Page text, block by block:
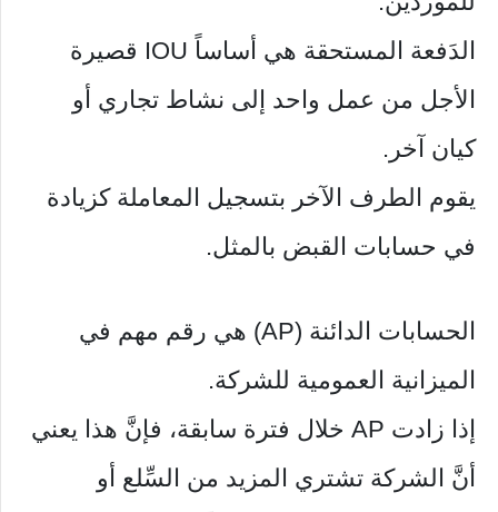
الدَفعة المستحقة هي أساساً IOU قصيرة
الأجل من عمل واحد إلى نشاط تجاري أو
كيان آخر.
يقوم الطرف الآخر بتسجيل المعاملة كزيادة
في حسابات القبض بالمثل.
الحسابات الدائنة (AP) هي رقم مهم في
الميزانية العمومية للشركة.
إذا زادت AP خلال فترة سابقة، فإنَّ هذا يعني
أنَّ الشركة تشتري المزيد من السِّلع أو